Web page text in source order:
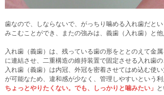
歯なので、しならないで、がっちり噛める入れ歯だと
みこむことができ、またの強みは、義歯（入れ歯）と他
入れ歯（義歯）は、残っている歯の形をととのえて金
に連結させ、二重構造の維持装置で固定させる入れ歯の
入れ歯（義歯）は内冠、外冠を密着させてはめ込む使
が可能なため、違和感が少なく、管理しやすいという
ちょっとやりたくない。でも、しっかりと噛みたい」